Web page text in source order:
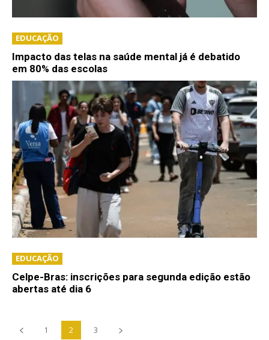
EDUCAÇÃO
Impacto das telas na saúde mental já é debatido
em 80% das escolas
EDUCAÇÃO
Celpe-Bras: inscrições para segunda edição estão
abertas até dia 6
1 2 3